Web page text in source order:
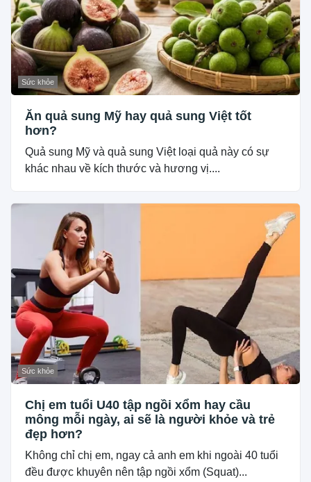
Sức khỏe
Ăn quả sung Mỹ hay quả sung Việt tốt
hơn?
Quả sung Mỹ và quả sung Việt loại quả này có sự
khác nhau về kích thước và hương vị....
Sức khỏe
Chị em tuổi U40 tập ngồi xổm hay cầu
mông mỗi ngày, ai sẽ là người khỏe và trẻ
đẹp hơn?
Không chỉ chị em, ngay cả anh em khi ngoài 40 tuổi
đều được khuyên nên tập ngồi xổm (Squat)...